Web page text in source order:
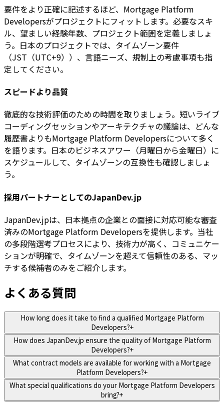
要件をより正確に記述するほど、Mortgage Platform
Developersがプロジェクトにフィットします。必要なスキ
ル、望ましい経験年数、プロジェクト範囲を定義しましょ
う。日本のプロジェクトでは、タイムゾーン要件
（JST（UTC+9））、言語ニーズ、規制上の考慮事項も指
定してください。
スピードより品質
徹底的な技術評価のための時間を取りましょう。短いライブ
コーディングセッションやアーキテクチャの議論は、どんな
履歴書よりもMortgage Platform Developersについて多く
を語ります。日本のビジネスアワー（月曜日から金曜日）に
スケジュールして、タイムゾーンの互換性も確認しましょ
う。
採用パートナーとしてのJapanDev.jp
JapanDev.jpは、日本拠点の企業との面接に対応可能な審査
済みのMortgage Platform Developersを提供します。当社
の多段階選考プロセスにより、技術力が高く、コミュニケー
ションが明確で、タイムゾーンを超えて信頼性のある、マッ
チする候補者のみをご紹介します。
よくある質問
How long does it take to find a qualified Mortgage Platform
Developers?+
How does JapanDev.jp ensure the quality of Mortgage Platform
Developers?+
What contract models are available for working with a Mortgage
Platform Developers?+
What special qualifications do your Mortgage Platform Developers
bring?+